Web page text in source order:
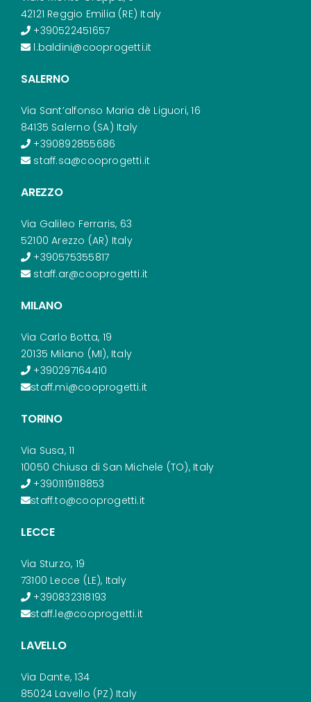
42121 Reggio Emilia (RE) Italy
+390522451657
l.baldini@cooprogetti.it
SALERNO
Via Sant’alfonso Maria dè Liguori, 16
84135 Salerno (SA) Italy
+390892855686
staff.sa@cooprogetti.it
AREZZO
Via Galileo Ferraris, 63
52100 Arezzo (AR) Italy
+390575355817
staff.ar@cooprogetti.it
MILANO
Via Carlo Botta, 19
20135 Milano (MI), Italy
+390297164410
staff.mi@cooprogetti.it
TORINO
Via Susa, 11
10050 Chiusa di San Michele (TO), Italy
+3901119118853
staff.to@cooprogetti.it
LECCE
Via Sturzo, 19
73100 Lecce (LE), Italy
+390832318193
staff.le@cooprogetti.it
LAVELLO
Via Dante, 134
85024 Lavello (PZ) Italy